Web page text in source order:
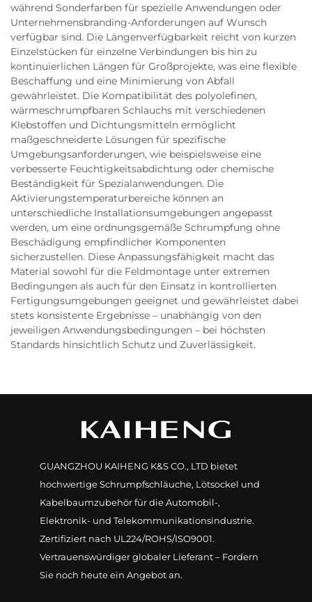
während Sonderfarben für spezielle Anwendungen oder
Unternehmensbranding-Anforderungen auf Wunsch
verfügbar sind. Die Längenverfügbarkeit reicht von kurzen
Einzelstücken für einzelne Verbindungen bis hin zu
kontinuierlichen Längen für Großprojekte, was eine flexible
Beschaffung und eine Minimierung von Abfall
gewährleistet. Die Kompatibilität des polyolefinen,
wärmeschrumpfbaren Schlauchs mit verschiedenen
Klebstoffen und Dichtungsmitteln ermöglicht
maßgeschneiderte Lösungen für spezifische
Umgebungsanforderungen, wie beispielsweise eine
verbesserte Feuchtigkeitsabdichtung oder chemische
Beständigkeit für Spezialanwendungen. Die
Aktivierungstemperaturbereiche können an
unterschiedliche Installationsumgebungen angepasst
werden, um eine ordnungsgemäße Schrumpfung ohne
Beschädigung empfindlicher Komponenten
sicherzustellen. Diese Anpassungsfähigkeit macht das
Material sowohl für die Feldmontage unter extremen
Bedingungen als auch für den Einsatz in kontrollierten
Fertigungsumgebungen geeignet und gewährleistet dabei
stets konsistente Ergebnisse – unabhängig von den
jeweiligen Anwendungsbedingungen – bei höchsten
Standards hinsichtlich Schutz und Zuverlässigkeit.
GUANGZHOU KAIHENG K&S CO., LTD bietet
hochwertige Schrumpfschläuche, Lötsockel und
Kabelbaumzubehör für die Automobil-,
Elektronik- und Telekommunikationsindustrie.
Zertifiziert nach UL224/ROHS/ISO9001.
Vertrauenswürdiger globaler Lieferant – Fordern
Sie noch heute ein Angebot an.